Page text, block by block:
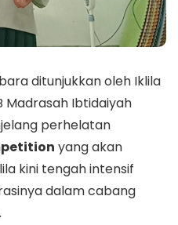
ditunjukkan oleh Iklila
Madrasah Ibtidaiyah
perhelatan
yang akan
kini tengah intensif
dalam cabang